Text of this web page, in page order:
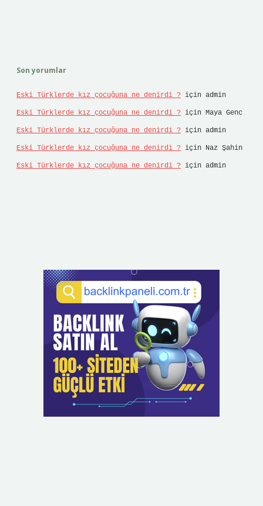
Son yorumlar
Eski Türklerde kız çocuğuna ne denirdi ? için admin
Eski Türklerde kız çocuğuna ne denirdi ? için Maya Genc
Eski Türklerde kız çocuğuna ne denirdi ? için admin
Eski Türklerde kız çocuğuna ne denirdi ? için Naz Şahin
Eski Türklerde kız çocuğuna ne denirdi ? için admin